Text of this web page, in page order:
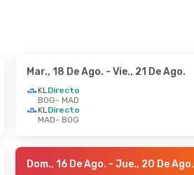
Mar., 18 De Ago. - Vie., 21 De Ago.
KLDirecto
BOG- MAD
KLDirecto
MAD- BOG
Dom., 16 De Ago. - Jue., 20 De Ago.